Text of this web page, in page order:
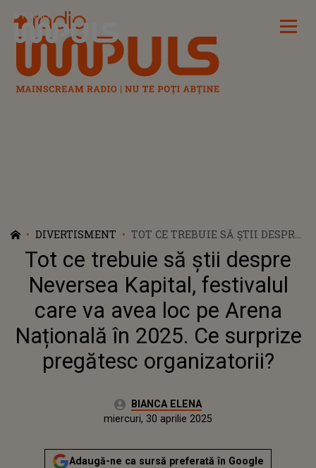
Radio Impuls
DIVERTISMENT
TOT CE TREBUIE SĂ ȘTII DESPRE
NEVERSEA KAPITAL,
FESTIVALUL CARE VA AVEA LOC
PE ARENA NAȚIONALĂ ÎN 2025.
CE SURPRIZE PREGĂTESC
ORGANIZATORII?
Tot ce trebuie să știi despre
Neversea Kapital, festivalul
care va avea loc pe Arena
Națională în 2025. Ce surprize
pregătesc organizatorii?
Autor:BIANCA ELENA
miercuri, 30 aprilie 2025Actualizat:
miercuri, 30 aprilie 2025
Adaugă-ne ca sursă preferată în Google